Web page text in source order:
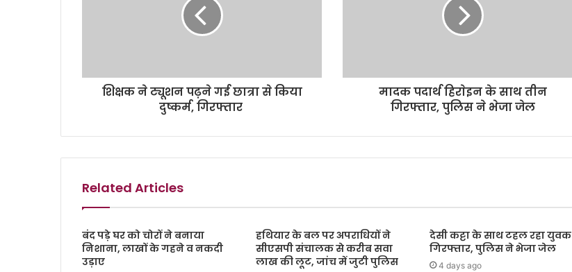
शिक्षक ने ट्यूशन पढ़ने गई छात्रा से किया
दुष्कर्म, गिरफ्तार
मादक पदार्थ हिराेइन के साथ तीन
गिरफ्तार, पुलिस ने भेजा जेल
Related Articles
बंद पड़े घर को चोरों ने बनाया
निशाना, लाखों के गहने व नकदी
उड़ाए
हथियार के बल पर अपराधियों ने
सीएसपी संचालक से करीब सवा
लाख की लूट, जांच में जुटी पुलिस
देसी कट्टा के साथ टहल रहा युवक
गिरफ्तार, पुलिस ने भेजा जेल
4 days ago